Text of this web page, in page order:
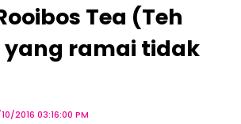
Tea (Teh
yang ramai tidak
2016 03:16:00 PM